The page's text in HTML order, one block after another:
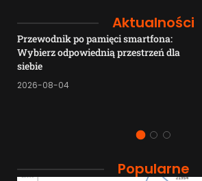
Aktualności
Przewodnik po pamięci smartfona:
Wybierz odpowiednią przestrzeń dla
siebie
2026-08-04
Popularne